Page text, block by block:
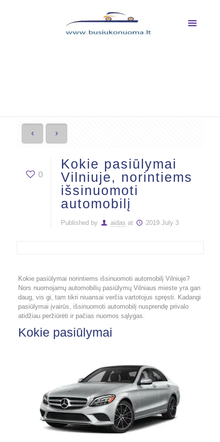
0
Kokie pasiūlymai
Vilniuje, norintiems
išsinuomoti
automobilį
Published by aidas at 2019 July 3
Kokie pasiūlymai norintiems išsinuomoti automobilį Vilniuje?
Nors nuomojamų automobilių pasiūlymų Vilniaus mieste yra gan
daug, vis gi, tam tikri niuansai verčia vartotojus spręsti. Kadangi
pasiūlymai įvairūs, išsinuomoti automobilį nusprendę privalo
atidžiau peržiūrėti ir pačias nuomos sąlygas.
Kokie pasiūlymai